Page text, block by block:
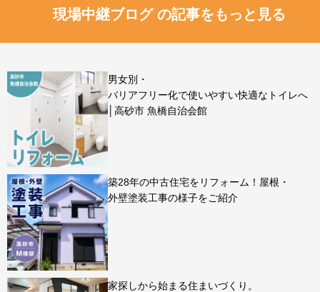
現場中継ブログ の記事をもっと見る
男女別・
バリアフリー化で使いやすい快適なトイレへ
│高砂市 魚橋自治会館
築28年の中古住宅をリフォーム！屋根・
外壁塗装工事の様子をご紹介
家探しから始まる住まいづくり。